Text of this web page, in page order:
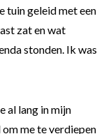
tuin geleid met een
zat en wat
stonden. Ik was
al lang in mijn
me te verdiepen